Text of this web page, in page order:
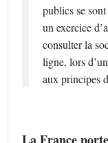
publics se
un exercice
consulter la
ligne, lors
aux principes
La France